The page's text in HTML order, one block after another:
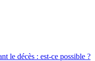
le décès : est-ce possible ?